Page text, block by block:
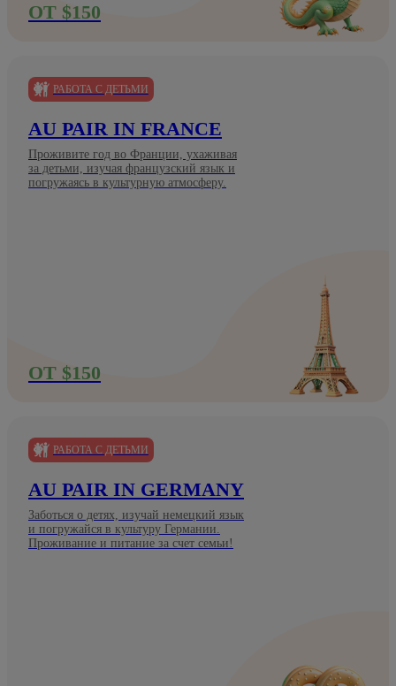
ОТ $150
РАБОТА С ДЕТЬМИ
AU PAIR IN FRANCE
Проживите год во Франции, ухаживая
за детьми, изучая французский язык и
погружаясь в культурную атмосферу.
ОТ $150
РАБОТА С ДЕТЬМИ
AU PAIR IN GERMANY
Заботься о детях, изучай немецкий язык
и погружайся в культуру Германии.
Проживание и питание за счет семьи!